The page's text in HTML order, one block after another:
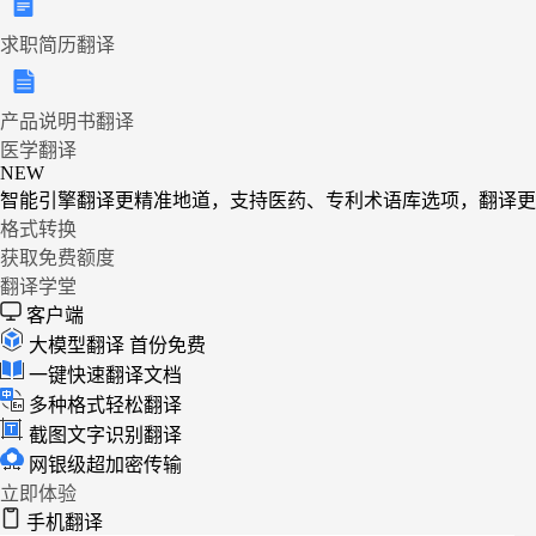
求职简历翻译
产品说明书翻译
医学翻译
NEW
智能引擎翻译更精准地道，支持医药、专利术语库选项，翻译
格式转换
获取免费额度
翻译学堂
客户端
大模型翻译 首份免费
一键快速翻译文档
多种格式轻松翻译
截图文字识别翻译
网银级超加密传输
立即体验
手机翻译